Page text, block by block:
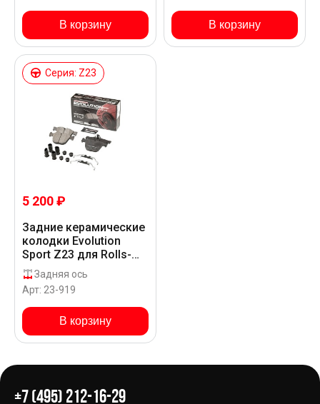
В корзину В корзину
Серия: Z23
5 200 ₽
Задние керамические
колодки Evolution
Sport Z23 для Rolls-
Royce Phantom
Drophead Coupe _
Задняя ось
Арт: 23-919
В корзину
+7 (495) 212-16-29